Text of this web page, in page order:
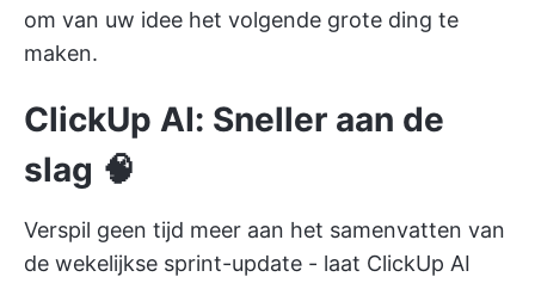
om van uw idee het volgende grote ding te
maken.
ClickUp AI: Sneller aan de
slag 🧠
Verspil geen tijd meer aan het samenvatten van
de wekelijkse sprint-update - laat ClickUp AI